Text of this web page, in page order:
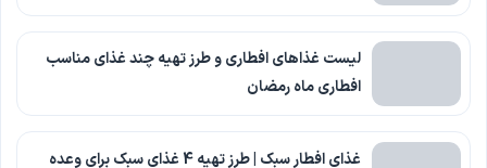
لیست غذاهای افطاری و طرز تهیه چند غذای مناسب
افطاری ماه رمضان
غذای افطار سبک | طرز تهیه 4 غذای سبک برای وعده